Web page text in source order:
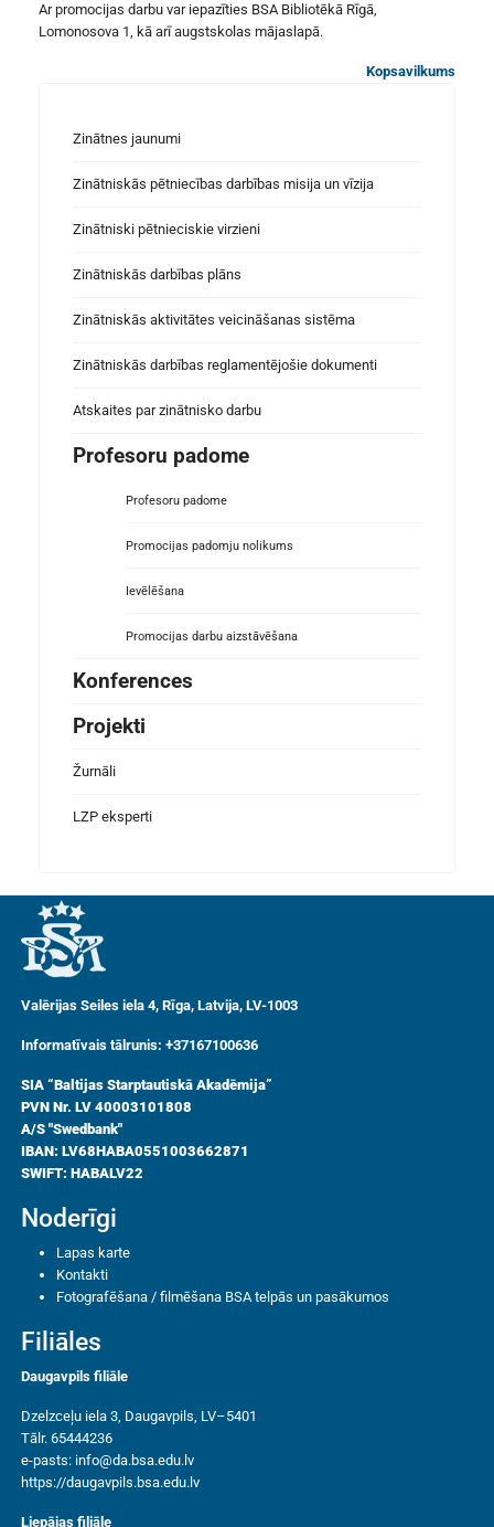
Ar promocijas darbu var iepazīties BSA Bibliotēkā Rīgā,
Lomonosova 1, kā arī augstskolas mājaslapā.
Kopsavilkums
Zinātnes jaunumi
Zinātniskās pētniecības darbības misija un vīzija
Zinātniski pētnieciskie virzieni
Zinātniskās darbības plāns
Zinātniskās aktivitātes veicināšanas sistēma
Zinātniskās darbības reglamentējošie dokumenti
Atskaites par zinātnisko darbu
Profesoru padome
Profesoru padome
Promocijas padomju nolikums
Ievēlēšana
Promocijas darbu aizstāvēšana
Konferences
Projekti
Žurnāli
LZP eksperti
Valērijas Seiles iela 4, Rīga, Latvija, LV-1003
Informatīvais tālrunis: +37167100636
SIA “Baltijas Starptautiskā Akadēmija”
PVN Nr. LV 40003101808
A/S "Swedbank"
IBAN: LV68HABA0551003662871
SWIFT: HABALV22
Noderīgi
Lapas karte
Kontakti
Fotografēšana / filmēšana BSA telpās un pasākumos
Filiāles
Daugavpils filiāle
Dzelzceļu iela 3, Daugavpils, LV–5401
Tālr. 65444236
e-pasts: info@da.bsa.edu.lv
https://daugavpils.bsa.edu.lv
Liepājas filiāle